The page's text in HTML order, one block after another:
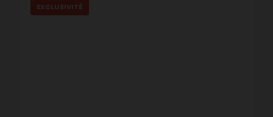
EXCLUSIVITÉ